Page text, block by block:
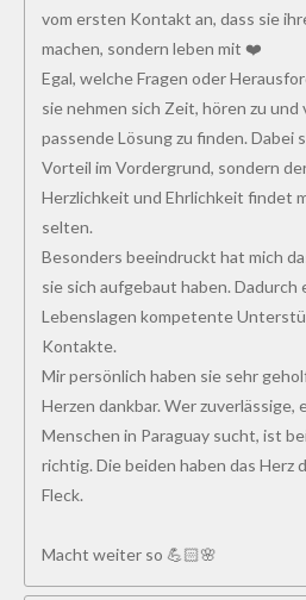
vom ersten Kontakt an, dass sie
machen, sondern leben mit ❤️
Egal, welche Fragen oder
sie nehmen sich Zeit, hören zu und
passende Lösung zu finden.
Vorteil im Vordergrund, sondern
Herzlichkeit und Ehrlichkeit findet
selten.
Besonders beeindruckt hat mich
sie sich aufgebaut haben. Dadurch
Lebenslagen kompetente
Kontakte.
Mir persönlich haben sie sehr
Herzen dankbar. Wer
Menschen in Paraguay sucht, ist
richtig. Die beiden haben das Herz
Fleck.
Macht weiter so 💪🏻🌸